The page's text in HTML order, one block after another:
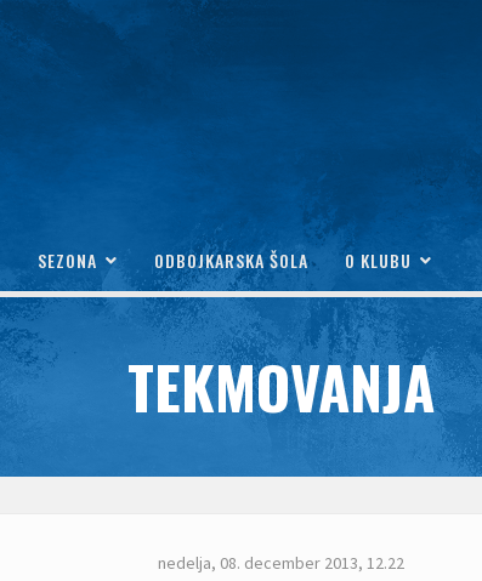
SEZONA ODBOJKARSKA ŠOLA O KLUBU
TEKMOVANJA
nedelja, 08. december 2013, 12.22